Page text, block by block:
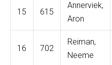
15 615
Annerviek,
Aron
16 702
Reiman,
Neeme